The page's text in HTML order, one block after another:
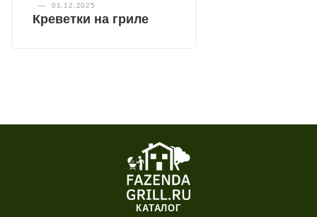
— 01.12.2025
Креветки на гриле
КАТАЛОГ